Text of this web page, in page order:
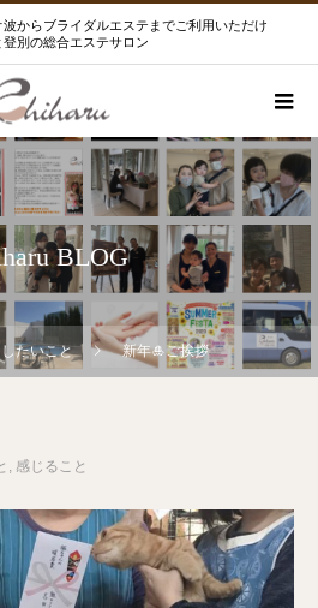
からブライダルエステまでご利用いただけ
登別の総合エステサロン
BLOG
たいこと 新年🎍ご挨拶
感じること